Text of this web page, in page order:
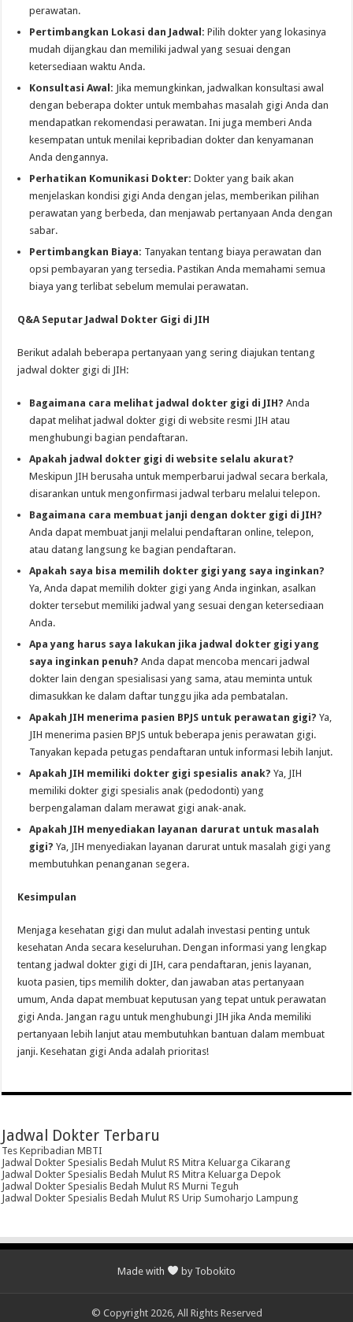
perawatan.
Pertimbangkan Lokasi dan Jadwal: Pilih dokter yang lokasinya
mudah dijangkau dan memiliki jadwal yang sesuai dengan
ketersediaan waktu Anda.
Konsultasi Awal: Jika memungkinkan, jadwalkan konsultasi awal
dengan beberapa dokter untuk membahas masalah gigi Anda dan
mendapatkan rekomendasi perawatan. Ini juga memberi Anda
kesempatan untuk menilai kepribadian dokter dan kenyamanan
Anda dengannya.
Perhatikan Komunikasi Dokter: Dokter yang baik akan
menjelaskan kondisi gigi Anda dengan jelas, memberikan pilihan
perawatan yang berbeda, dan menjawab pertanyaan Anda dengan
sabar.
Pertimbangkan Biaya: Tanyakan tentang biaya perawatan dan
opsi pembayaran yang tersedia. Pastikan Anda memahami semua
biaya yang terlibat sebelum memulai perawatan.
Q&A Seputar Jadwal Dokter Gigi di JIH
Berikut adalah beberapa pertanyaan yang sering diajukan tentang
jadwal dokter gigi di JIH:
Bagaimana cara melihat jadwal dokter gigi di JIH? Anda
dapat melihat jadwal dokter gigi di website resmi JIH atau
menghubungi bagian pendaftaran.
Apakah jadwal dokter gigi di website selalu akurat?
Meskipun JIH berusaha untuk memperbarui jadwal secara berkala,
disarankan untuk mengonfirmasi jadwal terbaru melalui telepon.
Bagaimana cara membuat janji dengan dokter gigi di JIH?
Anda dapat membuat janji melalui pendaftaran online, telepon,
atau datang langsung ke bagian pendaftaran.
Apakah saya bisa memilih dokter gigi yang saya inginkan?
Ya, Anda dapat memilih dokter gigi yang Anda inginkan, asalkan
dokter tersebut memiliki jadwal yang sesuai dengan ketersediaan
Anda.
Apa yang harus saya lakukan jika jadwal dokter gigi yang
saya inginkan penuh? Anda dapat mencoba mencari jadwal
dokter lain dengan spesialisasi yang sama, atau meminta untuk
dimasukkan ke dalam daftar tunggu jika ada pembatalan.
Apakah JIH menerima pasien BPJS untuk perawatan gigi? Ya,
JIH menerima pasien BPJS untuk beberapa jenis perawatan gigi.
Tanyakan kepada petugas pendaftaran untuk informasi lebih lanjut.
Apakah JIH memiliki dokter gigi spesialis anak? Ya, JIH
memiliki dokter gigi spesialis anak (pedodonti) yang
berpengalaman dalam merawat gigi anak-anak.
Apakah JIH menyediakan layanan darurat untuk masalah
gigi? Ya, JIH menyediakan layanan darurat untuk masalah gigi yang
membutuhkan penanganan segera.
Kesimpulan
Menjaga kesehatan gigi dan mulut adalah investasi penting untuk
kesehatan Anda secara keseluruhan. Dengan informasi yang lengkap
tentang jadwal dokter gigi di JIH, cara pendaftaran, jenis layanan,
kuota pasien, tips memilih dokter, dan jawaban atas pertanyaan
umum, Anda dapat membuat keputusan yang tepat untuk perawatan
gigi Anda. Jangan ragu untuk menghubungi JIH jika Anda memiliki
pertanyaan lebih lanjut atau membutuhkan bantuan dalam membuat
janji. Kesehatan gigi Anda adalah prioritas!
Jadwal Dokter Terbaru
Tes Kepribadian MBTI
Jadwal Dokter Spesialis Bedah Mulut RS Mitra Keluarga Cikarang
Jadwal Dokter Spesialis Bedah Mulut RS Mitra Keluarga Depok
Jadwal Dokter Spesialis Bedah Mulut RS Murni Teguh
Jadwal Dokter Spesialis Bedah Mulut RS Urip Sumoharjo Lampung
Made with by Tobokito
© Copyright 2026, All Rights Reserved